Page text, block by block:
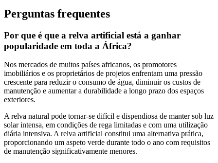
Perguntas frequentes
Por que é que a relva artificial está a ganhar
popularidade em toda a África?
Nos mercados de muitos países africanos, os promotores
imobiliários e os proprietários de projetos enfrentam uma pressão
crescente para reduzir o consumo de água, diminuir os custos de
manutenção e aumentar a durabilidade a longo prazo dos espaços
exteriores.
A relva natural pode tornar-se difícil e dispendiosa de manter sob luz
solar intensa, em condições de rega limitadas e com uma utilização
diária intensiva. A relva artificial constitui uma alternativa prática,
proporcionando um aspeto verde durante todo o ano com requisitos
de manutenção significativamente menores.